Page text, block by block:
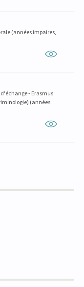
(années impaires,
- Erasmus
(années